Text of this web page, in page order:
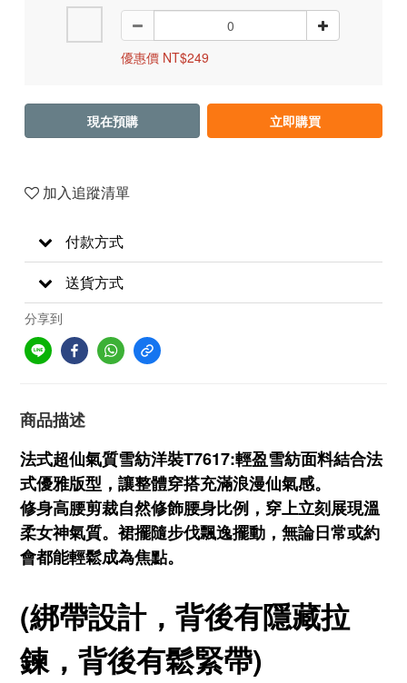
優惠價 NT$249
現在預購 立即購買
加入追蹤清單
付款方式
送貨方式
分享到
商品描述
法式超仙氣質雪紡洋裝T7617:輕盈雪紡面料結合法
式優雅版型，讓整體穿搭充滿浪漫仙氣感。
修身高腰剪裁自然修飾腰身比例，穿上立刻展現溫
柔女神氣質。裙擺隨步伐飄逸擺動，無論日常或約
會都能輕鬆成為焦點。
(綁帶設計，背後有隱藏拉
鍊，背後有鬆緊帶)